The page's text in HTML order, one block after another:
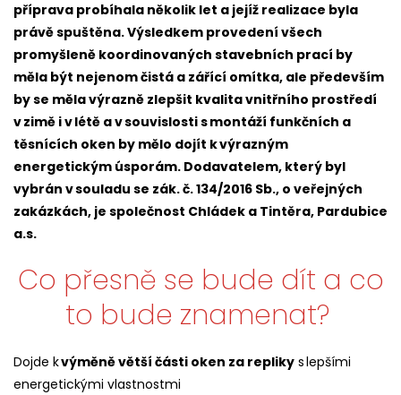
příprava probíhala několik let a jejíž realizace byla
právě spuštěna. Výsledkem provedení všech
promyšleně koordinovaných stavebních prací by
měla být nejenom čistá a zářící omítka, ale především
by se měla výrazně zlepšit kvalita vnitřního prostředí
v zimě i v létě a v souvislosti s montáží funkčních a
těsnících oken by mělo dojít k výrazným
energetickým úsporám. Dodavatelem, který byl
vybrán v souladu se zák. č. 134/2016 Sb., o veřejných
zakázkách, je společnost Chládek a Tintěra, Pardubice
a.s.
Co přesně se bude dít a co
to bude znamenat?
Dojde kvýměně větší části oken za repliky s lepšími
energetickými vlastnostmi